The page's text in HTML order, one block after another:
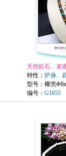
天然松石、老
特性： 护身、
型号：椰壳
编号： G1655